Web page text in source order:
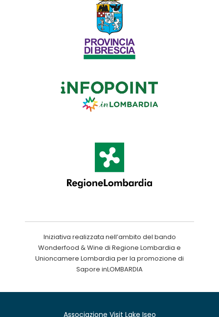
Iniziativa realizzata nell’ambito del bando
Wonderfood & Wine di Regione Lombardia e
Unioncamere Lombardia per la promozione di
Sapore inLOMBARDIA
Associazione Visit Lake Iseo